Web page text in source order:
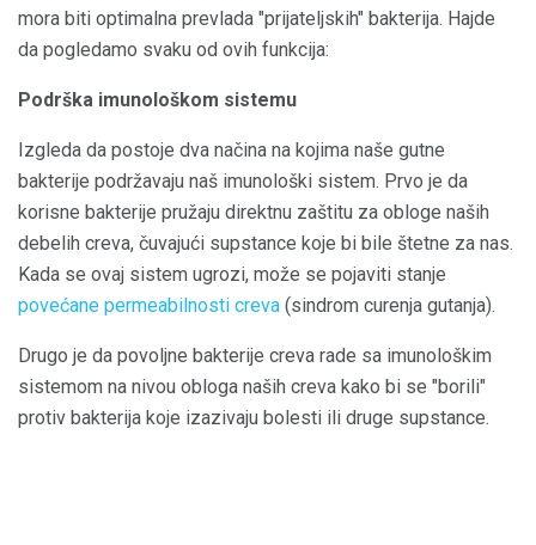
mora biti optimalna prevlada "prijateljskih" bakterija. Hajde
da pogledamo svaku od ovih funkcija:
Podrška imunološkom sistemu
Izgleda da postoje dva načina na kojima naše gutne
bakterije podržavaju naš imunološki sistem. Prvo je da
korisne bakterije pružaju direktnu zaštitu za obloge naših
debelih creva, čuvajući supstance koje bi bile štetne za nas.
Kada se ovaj sistem ugrozi, može se pojaviti stanje
povećane permeabilnosti creva (sindrom curenja gutanja).
Drugo je da povoljne bakterije creva rade sa imunološkim
sistemom na nivou obloga naših creva kako bi se "borili"
protiv bakterija koje izazivaju bolesti ili druge supstance.